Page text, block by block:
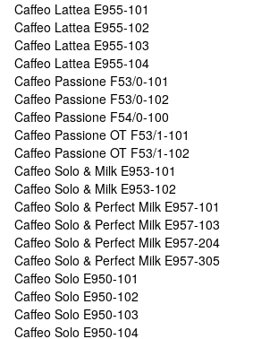
Caffeo Lattea E955-101
Caffeo Lattea E955-102
Caffeo Lattea E955-103
Caffeo Lattea E955-104
Caffeo Passione F53/0-101
Caffeo Passione F53/0-102
Caffeo Passione F54/0-100
Caffeo Passione OT F53/1-101
Caffeo Passione OT F53/1-102
Caffeo Solo & Milk E953-101
Caffeo Solo & Milk E953-102
Caffeo Solo & Perfect Milk E957-101
Caffeo Solo & Perfect Milk E957-103
Caffeo Solo & Perfect Milk E957-204
Caffeo Solo & Perfect Milk E957-305
Caffeo Solo E950-101
Caffeo Solo E950-102
Caffeo Solo E950-103
Caffeo Solo E950-104